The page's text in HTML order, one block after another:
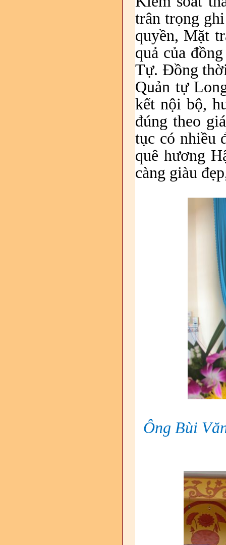
trân trọng
quyền, Mặt
quả của
Tự. Đồng
Quản tự
kết nội bộ,
đúng theo
tục có nhiều
quê hương
càng giàu
Ông Bùi